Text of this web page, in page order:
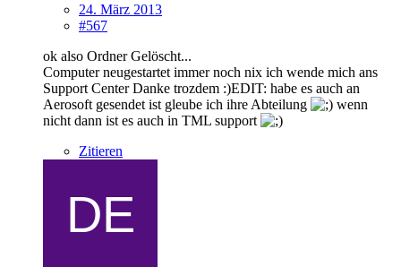
24. März 2013
#567
ok also Ordner Gelöscht...
Computer neugestartet immer noch nix ich wende mich ans
Support Center Danke trozdem :)EDIT: habe es auch an
Aerosoft gesendet ist gleube ich ihre Abteilung
wenn
nicht dann ist es auch in TML support
Zitieren